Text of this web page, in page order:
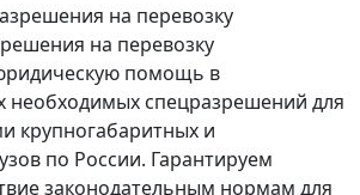
на перевозку
помощь в
необходимых спецразрешений для
крупногабаритных и
по России. Гарантируем
законодательным нормам для